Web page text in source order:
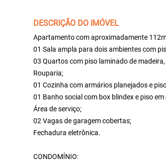
DESCRIÇÃO DO IMÓVEL
Apartamento com aproximadamente
01 Sala ampla para dois ambientes com
03 Quartos com piso laminado de
Rouparia;
01 Cozinha com armários planejados e
01 Banho social com box blindex e piso
Área de serviço;
02 Vagas de garagem cobertas;
Fechadura eletrônica.
CONDOMÍNIO: